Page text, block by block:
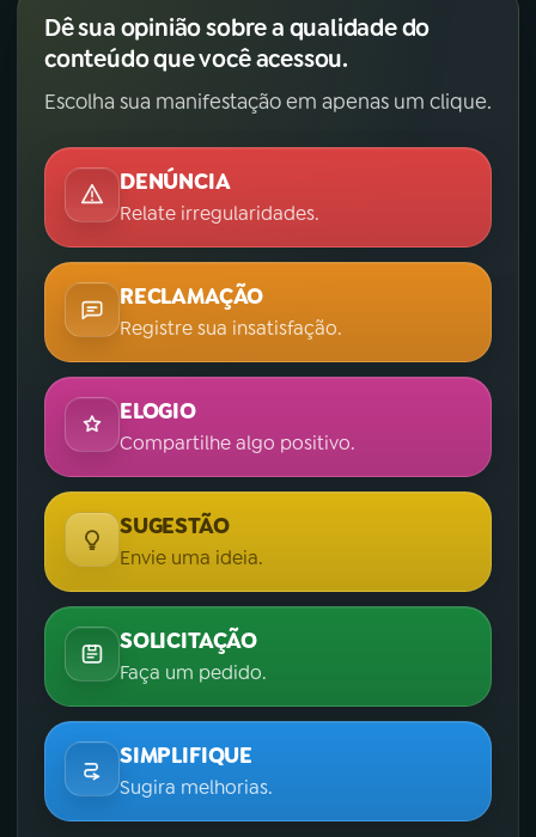
Dê sua opinião sobre a qualidade do
conteúdo que você acessou.
Escolha sua manifestação em apenas um clique.
DENÚNCIA
Relate irregularidades.
RECLAMAÇÃO
Registre sua insatisfação.
ELOGIO
Compartilhe algo positivo.
SUGESTÃO
Envie uma ideia.
SOLICITAÇÃO
Faça um pedido.
SIMPLIFIQUE
Sugira melhorias.